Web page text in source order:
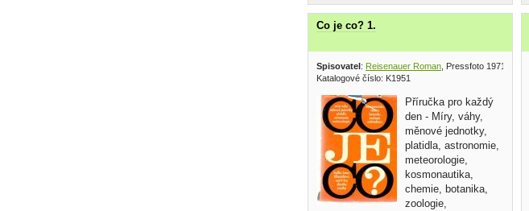
Co je co? 1.
Spisovatel : Reisenauer Roman , Pressfoto 1971
Katalogové číslo: K1951
Příručka pro každý
den - Míry, váhy,
měnové jednotky,
platidla, astronomie,
meteorologie,
kosmonautika,
chemie, botanika,
zoologie,